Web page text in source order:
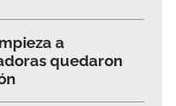
a
quedaron